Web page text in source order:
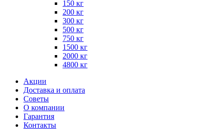
150 кг
200 кг
300 кг
500 кг
750 кг
1500 кг
2000 кг
4800 кг
Акции
Доставка и оплата
Советы
О компании
Гарантия
Контакты